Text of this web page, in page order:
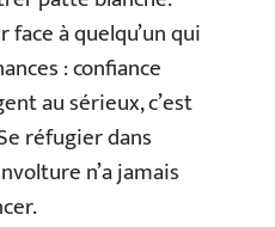
à quelqu’un qui
: confiance
au sérieux, c’est
réfugier dans
n’a jamais